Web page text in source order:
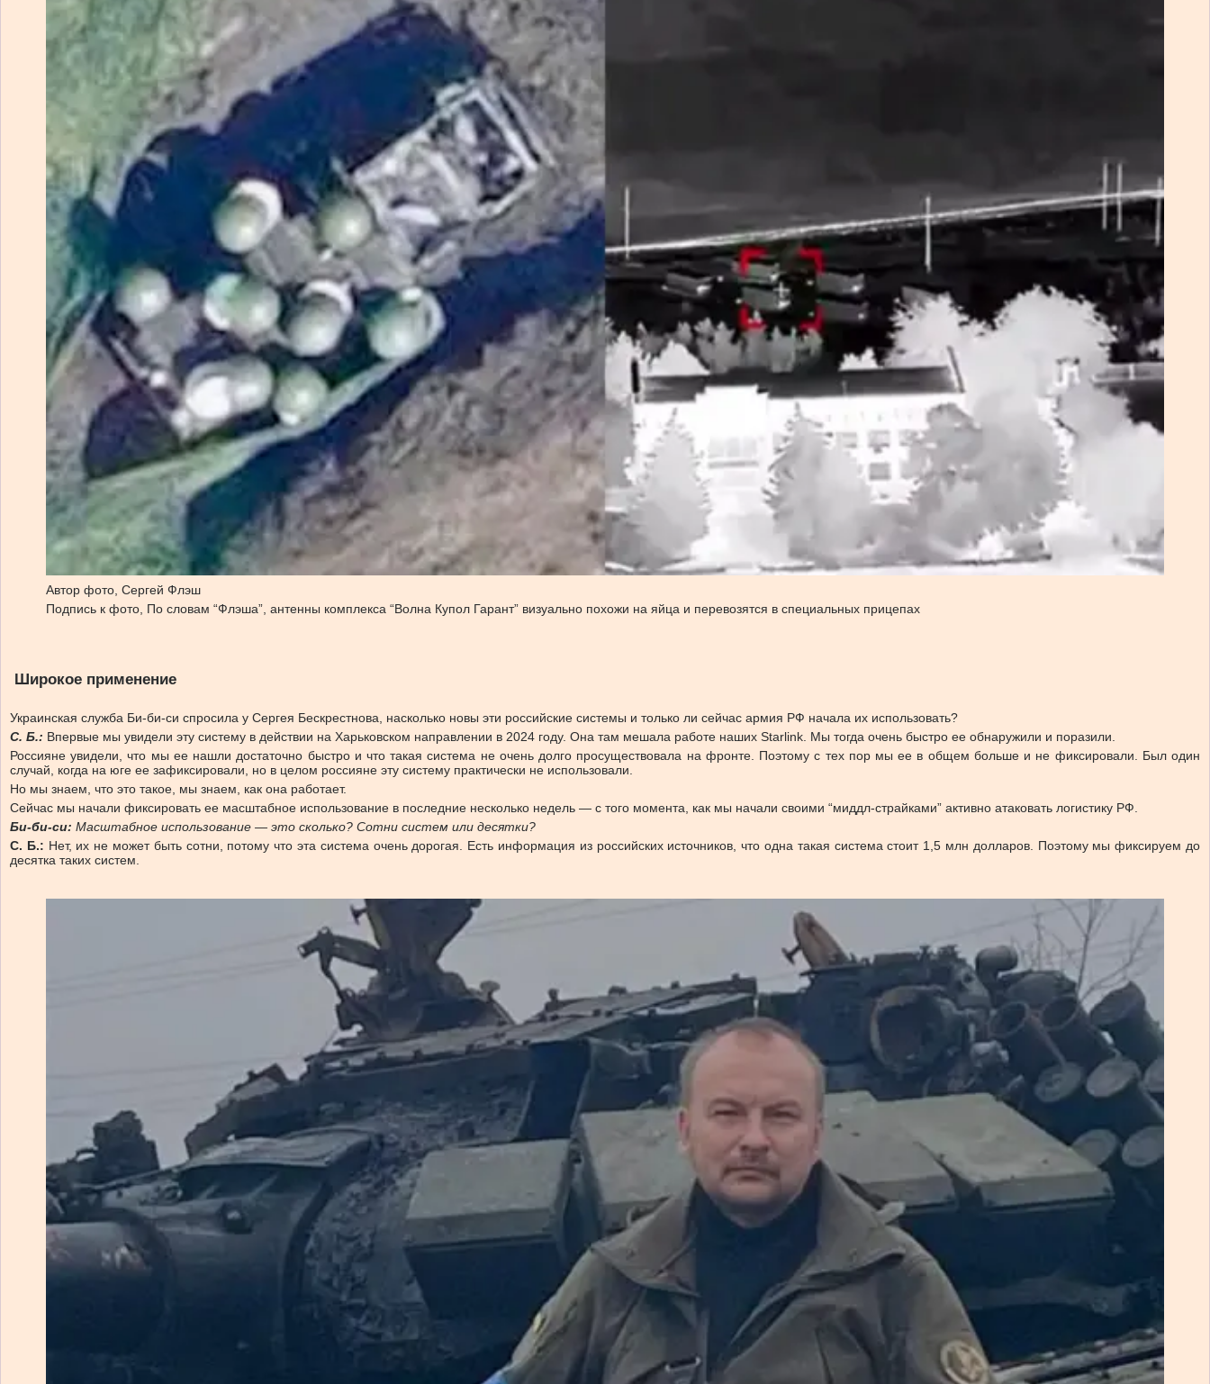
Автор фото, Сергей Флэш
Подпись к фото, По словам “Флэша”, антенны комплекса “Волна Купол Гарант” визуально похожи на яйца и перевозятся в специальных прицепах
Широкое применение
Украинская служба Би-би-си спросила у Сергея Бескрестнова, насколько новы эти российские системы и только ли сейчас армия РФ начала их использовать?
С. Б.: Впервые мы увидели эту систему в действии на Харьковском направлении в 2024 году. Она там мешала работе наших Starlink. Мы тогда очень быстро ее обнаружили и поразили.
Россияне увидели, что мы ее нашли достаточно быстро и что такая система не очень долго просуществовала на фронте. Поэтому с тех пор мы ее в общем больше и не фиксировали. Был один
случай, когда на юге ее зафиксировали, но в целом россияне эту систему практически не использовали.
Но мы знаем, что это такое, мы знаем, как она работает.
Сейчас мы начали фиксировать ее масштабное использование в последние несколько недель — с того момента, как мы начали своими “миддл-страйками” активно атаковать логистику РФ.
Би-би-си: Масштабное использование — это сколько? Сотни систем или десятки?
С. Б.: Нет, их не может быть сотни, потому что эта система очень дорогая. Есть информация из российских источников, что одна такая система стоит 1,5 млн долларов. Поэтому мы фиксируем до
десятка таких систем.